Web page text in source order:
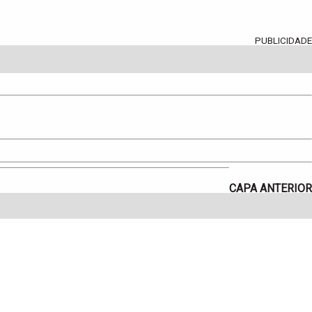
PUBLICIDADE
CAPA ANTERIOR